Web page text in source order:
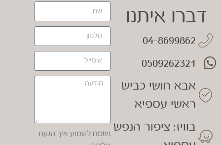
דברו איתנו
04-8699862
0509262321
אבא חושי כביש
ראשי עספיא
בוויז: ציפור הנפש
נשמח לשמוע איך הגעת